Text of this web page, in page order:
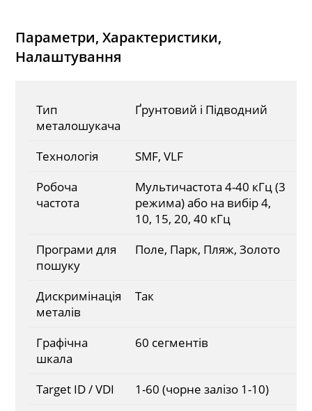
Параметри, Характеристики,
Налаштування
Тип
металошукача
Ґрунтовий і Підводний
Технологія
SMF, VLF
Робоча
частота
Мультичастота 4-40 кГц (3
режима) або на вибір 4,
10, 15, 20, 40 кГц
Програми для
пошуку
Поле, Парк, Пляж, Золото
Дискримінація
металів
Так
Графічна
шкала
60 сегментів
Target ID / VDI
1-60 (чорне залізо 1-10)